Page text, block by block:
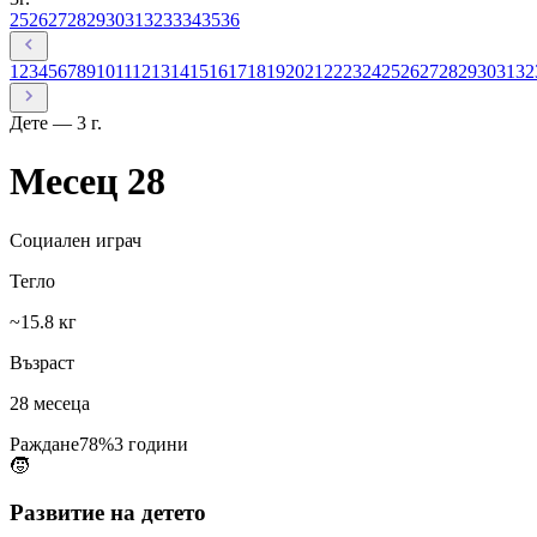
252627282930313233343536
1 23456789101112131415161718192021 2223242526272829303132
Дете — 3 г.
Месец 28
Социален играч
Тегло
~15.8 кг
Възраст
28 месеца
Раждане78%3 години
🧒
Развитие на детето